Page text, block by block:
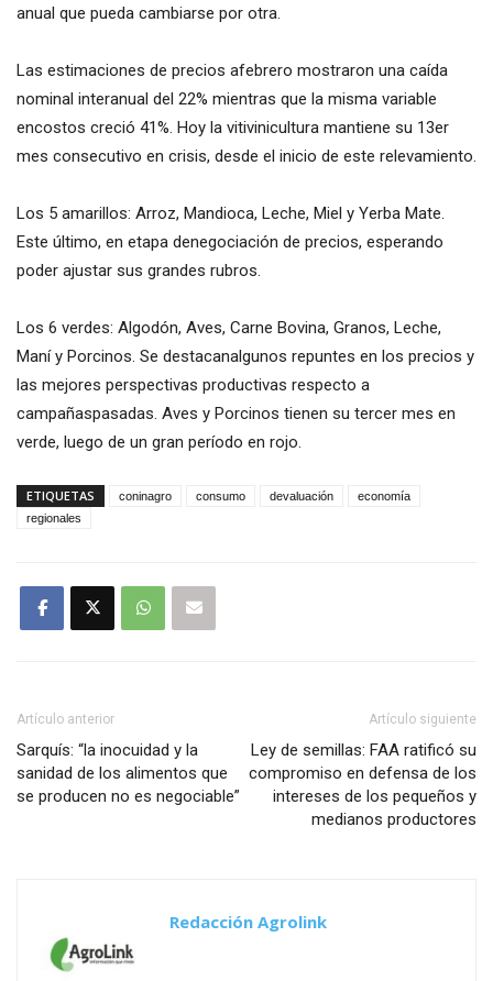
anual que pueda cambiarse por otra.
Las estimaciones de precios afebrero mostraron una caída
nominal interanual del 22% mientras que la misma variable
encostos creció 41%. Hoy la vitivinicultura mantiene su 13er
mes consecutivo en crisis, desde el inicio de este relevamiento.
Los 5 amarillos: Arroz, Mandioca, Leche, Miel y Yerba Mate.
Este último, en etapa denegociación de precios, esperando
poder ajustar sus grandes rubros.
Los 6 verdes: Algodón, Aves, Carne Bovina, Granos, Leche,
Maní y Porcinos. Se destacanalgunos repuntes en los precios y
las mejores perspectivas productivas respecto a
campañaspasadas. Aves y Porcinos tienen su tercer mes en
verde, luego de un gran período en rojo.
ETIQUETAS coninagro consumo devaluación
economía
regionales
Artículo anterior
Sarquís: “la inocuidad y la
sanidad de los alimentos que
se producen no es negociable”
Artículo siguiente
Ley de semillas: FAA ratificó su
compromiso en defensa de los
intereses de los pequeños y
medianos productores
Redacción Agrolink